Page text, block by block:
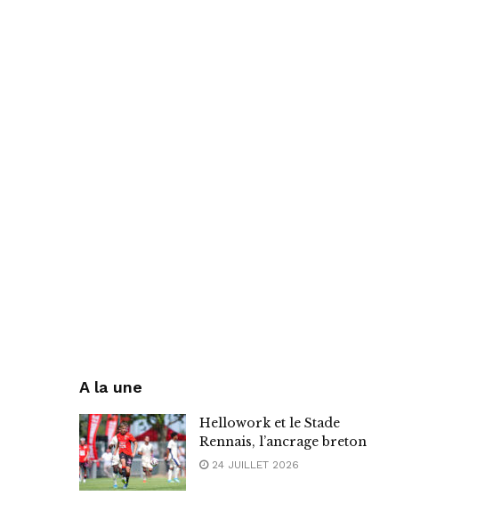
A la une
Hellowork et le Stade
Rennais, l’ancrage breton
24 JUILLET 2026